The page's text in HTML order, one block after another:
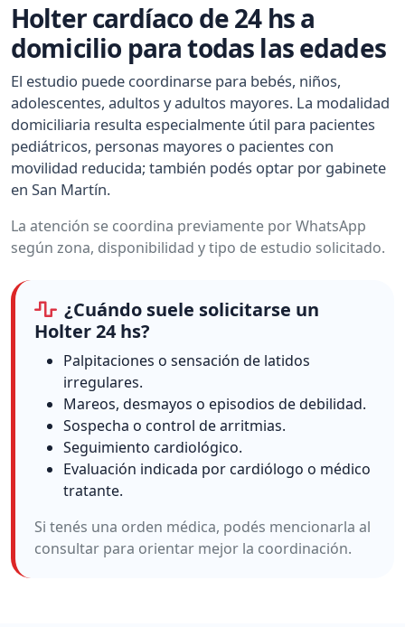
Holter cardíaco de 24 hs a
domicilio para todas las edades
El estudio puede coordinarse para bebés, niños,
adolescentes, adultos y adultos mayores. La modalidad
domiciliaria resulta especialmente útil para pacientes
pediátricos, personas mayores o pacientes con
movilidad reducida; también podés optar por gabinete
en San Martín.
La atención se coordina previamente por WhatsApp
según zona, disponibilidad y tipo de estudio solicitado.
¿Cuándo suele solicitarse un
Holter 24 hs?
Palpitaciones o sensación de latidos
irregulares.
Mareos, desmayos o episodios de debilidad.
Sospecha o control de arritmias.
Seguimiento cardiológico.
Evaluación indicada por cardiólogo o médico
tratante.
Si tenés una orden médica, podés mencionarla al
consultar para orientar mejor la coordinación.